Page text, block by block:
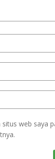
web saya